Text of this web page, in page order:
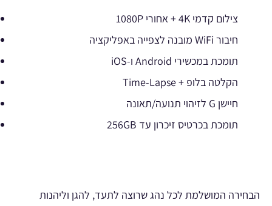
צילום קדמי 4K + אחורי 1080P
חיבור WiFi מובנה לצפייה באפליקציה
תומכת במכשירי Android ו-iOS
הקלטה בלופ + Time-Lapse
חיישן G לזיהוי תנועה/תאונה
תומכת בכרטיס זיכרון עד 256GB
הבחירה המושלמת לכל נהג שרוצה לתעד, להגן וליהנות